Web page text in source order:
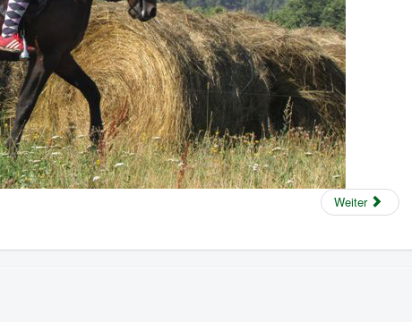
Weiter